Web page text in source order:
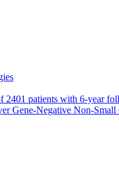
2401 patients with 6-year
Gene-Negative Non-